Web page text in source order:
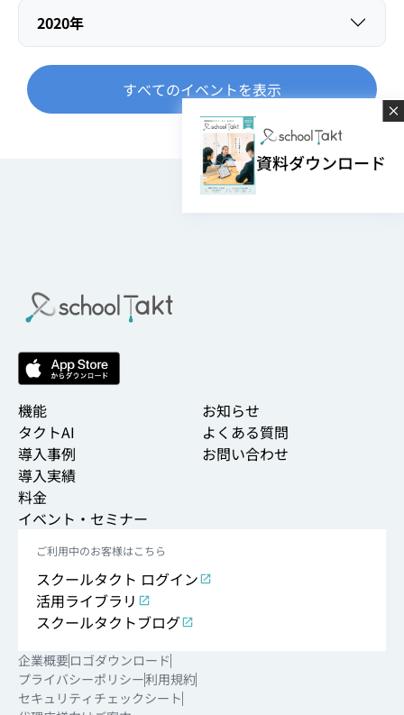
2020年
すべてのイベントを表示
資料ダウンロード
機能
タクトAI
導入事例
導入実績
料金
イベント・セミナー
お知らせ
よくある質問
お問い合わせ
ご利用中のお客様はこちら
スクールタクト ログイン
活用ライブラリ
スクールタクトブログ
企業概要ロゴダウンロード
プライバシーポリシー利用規約
セキュリティチェックシート